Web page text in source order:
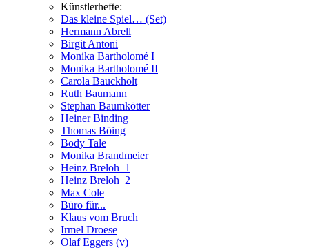
Künstlerhefte:
Das kleine Spiel… (Set)
Hermann Abrell
Birgit Antoni
Monika Bartholomé I
Monika Bartholomé II
Carola Bauckholt
Ruth Baumann
Stephan Baumkötter
Heiner Binding
Thomas Böing
Body Tale
Monika Brandmeier
Heinz Breloh_1
Heinz Breloh_2
Max Cole
Büro für...
Klaus vom Bruch
Irmel Droese
Olaf Eggers (v)